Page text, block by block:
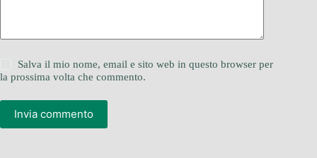
Salva il mio nome, email e sito web in questo browser per
la prossima volta che commento.
Invia commento